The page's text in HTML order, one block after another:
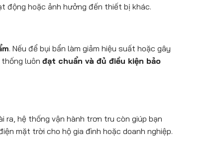
động hoặc ảnh hưởng đến thiết bị khác.
. Nếu để bụi bẩn làm giảm hiệu suất hoặc gây
luôn đạt chuẩn và đủ điều kiện bảo
ra, hệ thống vận hành trơn tru còn giúp bạn
mặt trời cho hộ gia đình hoặc doanh nghiệp.